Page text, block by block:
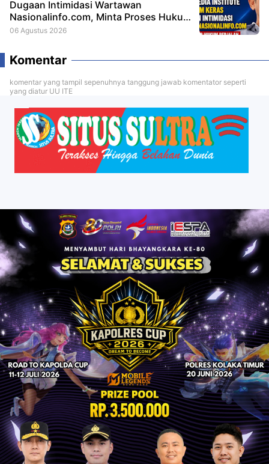
Dugaan Intimidasi Wartawan
Nasionalinfo.com, Minta Proses Hukum
Berjalan
06 Agustus 2026
Komentar
komentar yang tampil sepenuhnya tanggung jawab komentator seperti
yang diatur UU ITE